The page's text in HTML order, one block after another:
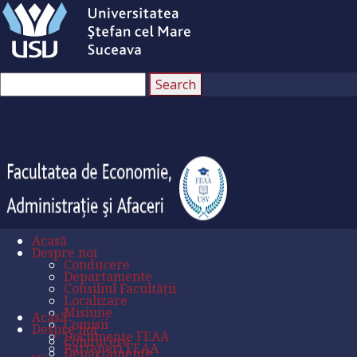
Acasă
Despre noi
Conducere
Departamente
Consiliul Facultății
Localizare
Misiune
Comisii
Documente FEAA
Parteneri FEAA
Acasă
Despre noi
Conducere
Departamente